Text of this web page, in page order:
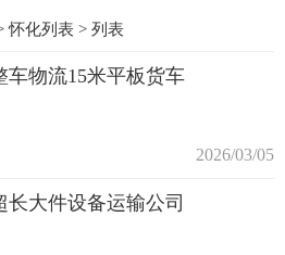
怀化列表 > 列表
车物流15米平板货车
2026/03/05
长大件设备运输公司